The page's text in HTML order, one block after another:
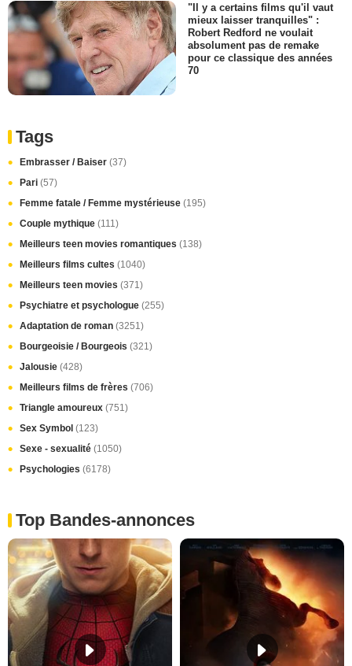
"Il y a certains films qu'il vaut
mieux laisser tranquilles" :
Robert Redford ne voulait
absolument pas de remake
pour ce classique des années
70
Tags
Embrasser / Baiser (37)
Pari (57)
Femme fatale / Femme mystérieuse (195)
Couple mythique (111)
Meilleurs teen movies romantiques (138)
Meilleurs films cultes (1040)
Meilleurs teen movies (371)
Psychiatre et psychologue (255)
Adaptation de roman (3251)
Bourgeoisie / Bourgeois (321)
Jalousie (428)
Meilleurs films de frères (706)
Triangle amoureux (751)
Sex Symbol (123)
Sexe - sexualité (1050)
Psychologies (6178)
Top Bandes-annonces